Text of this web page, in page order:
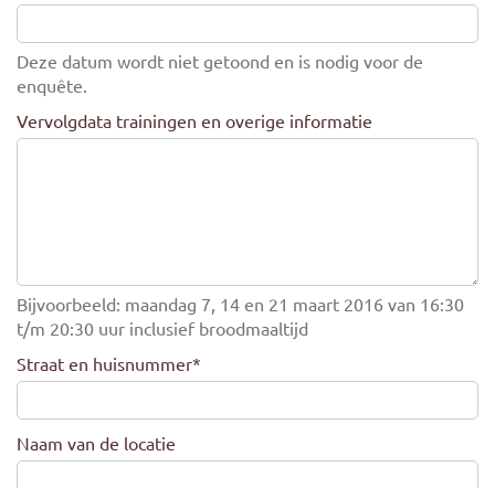
Deze datum wordt niet getoond en is nodig voor de
enquête.
Vervolgdata trainingen en overige informatie
Bijvoorbeeld: maandag 7, 14 en 21 maart 2016 van 16:30
t/m 20:30 uur inclusief broodmaaltijd
Straat en huisnummer*
Naam van de locatie